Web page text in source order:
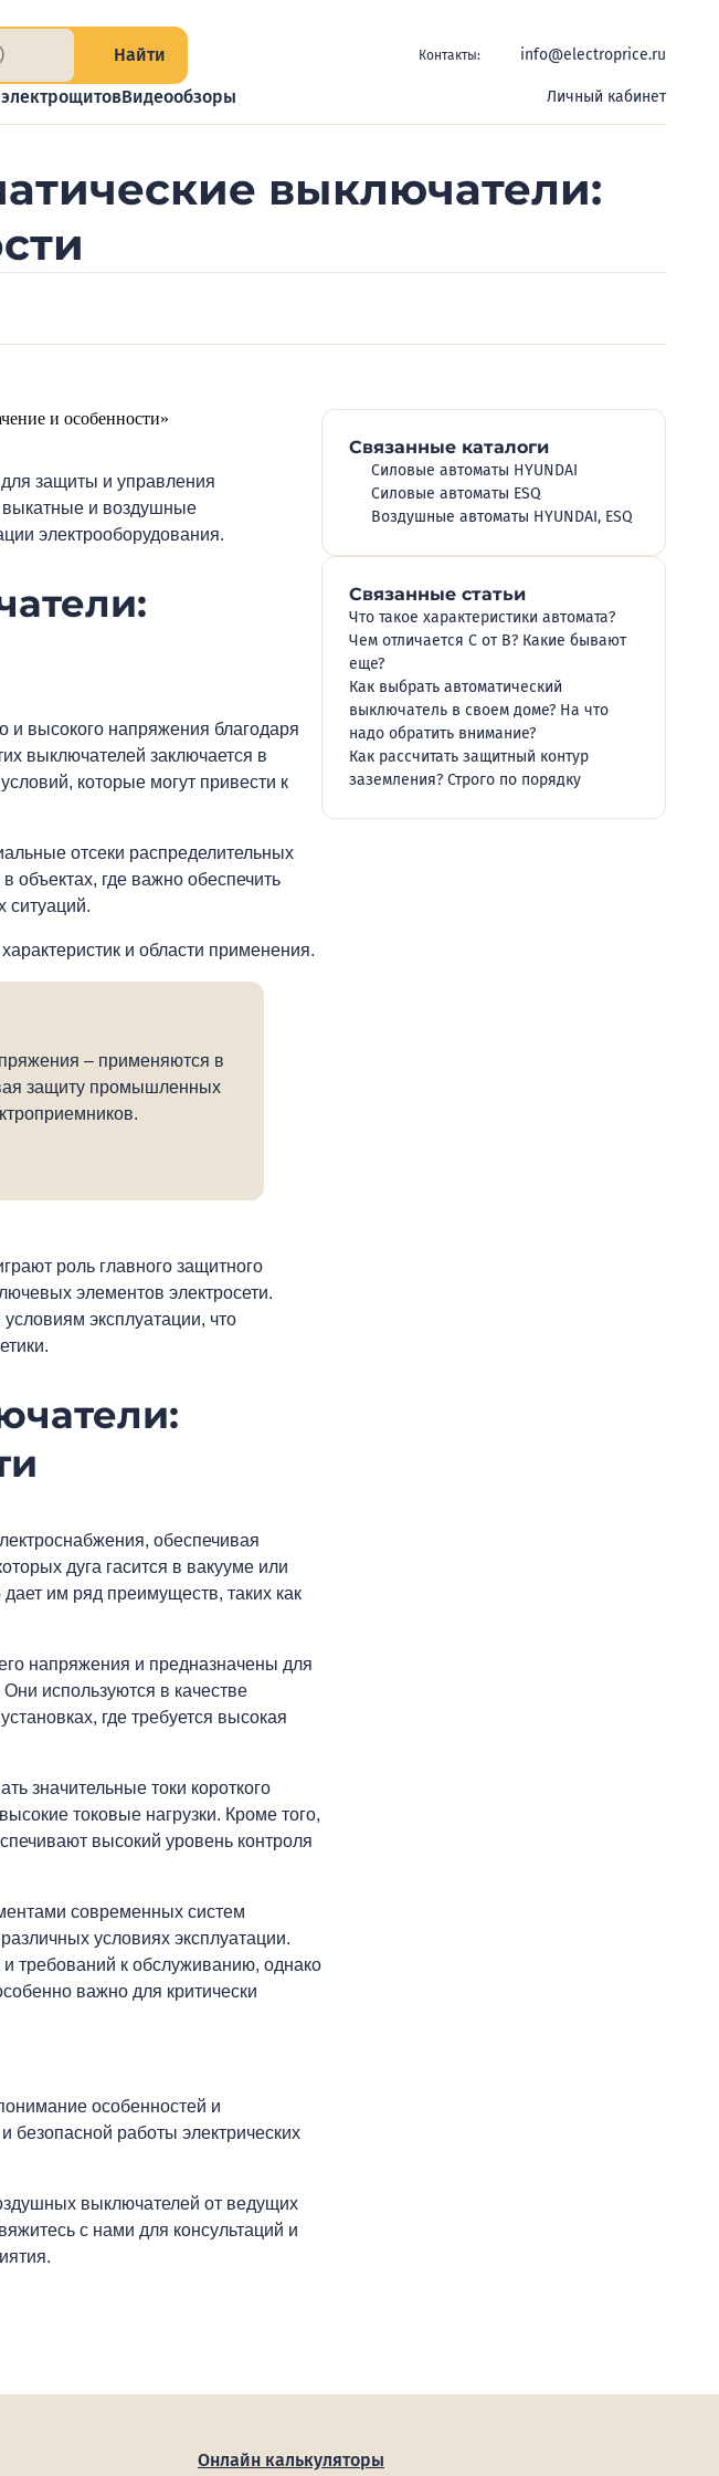
Найти Контакты: info@electroprice.ru
Видеообзоры Личный кабинет
выключатели:
защиты и управления
выкатные и воздушные
электрооборудования.
и высокого напряжения благодаря
выключателей заключается в
которые могут привести к
отсеки распределительных
где важно обеспечить
ситуаций.
и области применения.
– применяются в
защиту промышленных
роль главного защитного
элементов электросети.
эксплуатации, что
обеспечивая
дуга гасится в вакууме или
им ряд преимуществ, таких как
напряжения и предназначены для
используются в качестве
где требуется высокая
значительные токи короткого
токовые нагрузки. Кроме того,
высокий уровень контроля
современных систем
условиях эксплуатации.
требований к обслуживанию, однако
важно для критически
особенностей и
безопасной работы электрических
выключателей от ведущих
с нами для консультаций и
Связанные каталоги
Силовые автоматы HYUNDAI
Силовые автоматы ESQ
Воздушные автоматы HYUNDAI, ESQ
Связанные статьи
Что такое характеристики автомата?
Чем отличается C от B? Какие бывают
еще?
Как выбрать автоматический
выключатель в своем доме? На что
надо обратить внимание?
Как рассчитать защитный контур
заземления? Строго по порядку
Онлайн калькуляторы